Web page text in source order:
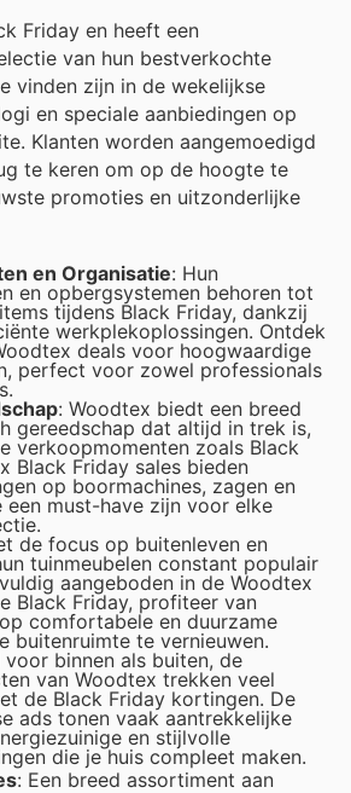
Friday en heeft een
van hun bestverkochte
vinden zijn in de wekelijkse
en speciale aanbiedingen op
Klanten worden aangemoedigd
te keren om op de hoogte te
promoties en uitzonderlijke
en Organisatie: Hun
en opbergsystemen behoren tot
tijdens Black Friday, dankzij
werkplekoplossingen. Ontdek
deals voor hoogwaardige
perfect voor zowel professionals
: Woodtex biedt een breed
gereedschap dat altijd in trek is,
verkoopmomenten zoals Black
Black Friday sales bieden
op boormachines, zagen en
een must-have zijn voor elke
de focus op buitenleven en
tuinmeubelen constant populair
aangeboden in de Woodtex
Black Friday, profiteer van
comfortabele en duurzame
buitenruimte te vernieuwen.
voor binnen als buiten, de
van Woodtex trekken veel
de Black Friday kortingen. De
ads tonen vaak aantrekkelijke
en stijlvolle
die je huis compleet maken.
: Een breed assortiment aan